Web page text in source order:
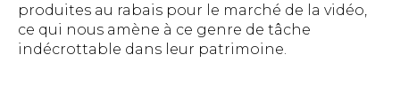
produites au rabais pour le marché de la vidéo,
ce qui nous amène à ce genre de tâche
indécrottable dans leur patrimoine.